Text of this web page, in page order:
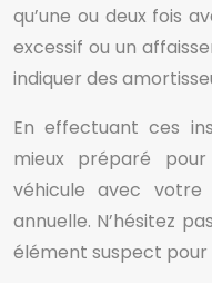
qu’une ou deux fois
excessif ou un
indiquer des
En effectuant ces
mieux préparé
véhicule avec
annuelle. N’hésitez
élément suspect